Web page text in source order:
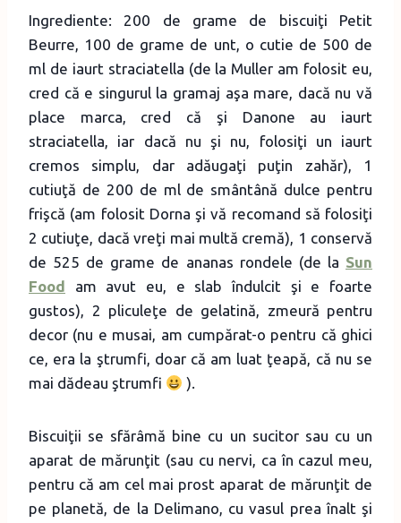
Ingrediente: 200 de grame de biscuiţi Petit
Beurre, 100 de grame de unt, o cutie de 500 de
ml de iaurt straciatella (de la Muller am folosit eu,
cred că e singurul la gramaj aşa mare, dacă nu vă
place marca, cred că şi Danone au iaurt
straciatella, iar dacă nu şi nu, folosiţi un iaurt
cremos simplu, dar adăugaţi puţin zahăr), 1
cutiuţă de 200 de ml de smântână dulce pentru
frişcă (am folosit Dorna şi vă recomand să folosiţi
2 cutiuţe, dacă vreţi mai multă cremă), 1 conservă
de 525 de grame de ananas rondele (de la Sun
Food
am avut eu, e slab îndulcit şi e foarte
gustos), 2 pliculeţe de gelatină, zmeură pentru
decor (nu e musai, am cumpărat-o pentru că ghici
ce, era la ştrumfi, doar că am luat ţeapă, că nu se
mai dădeau ştrumfi
).
Biscuiţii se sfărâmă bine cu un sucitor sau cu un
aparat de mărunţit (sau cu nervi, ca în cazul meu,
pentru că am cel mai prost aparat de mărunţit de
pe planetă, de la Delimano, cu vasul prea înalt şi